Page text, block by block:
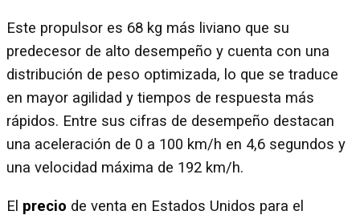
Este propulsor es 68 kg más liviano que su
predecesor de alto desempeño y cuenta con una
distribución de peso optimizada, lo que se traduce
en mayor agilidad y tiempos de respuesta más
rápidos. Entre sus cifras de desempeño destacan
una aceleración de 0 a 100 km/h en 4,6 segundos y
una velocidad máxima de 192 km/h.
El precio de venta en Estados Unidos para el